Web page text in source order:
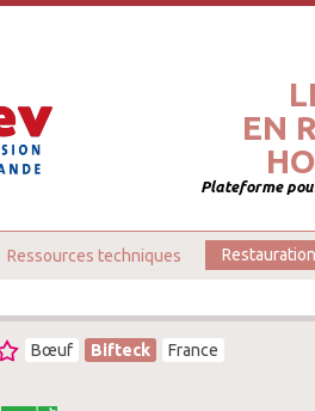
EN
Plateforme
Ressources techniques
Bœuf Bifteck France